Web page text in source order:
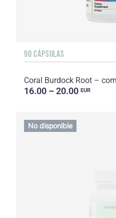
90 CÁPSULAS
16.00 – 20.00 EUR
No disponible